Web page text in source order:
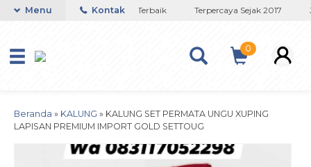
Toko Titanium Lapisan Emas Terbaik Terpercaya Sejak 2017
Menu Kontak
0
Beranda » KALUNG » KALUNG SET PERMATA UNGU XUPING
LAPISAN PREMIUM IMPORT GOLD SETTOUG